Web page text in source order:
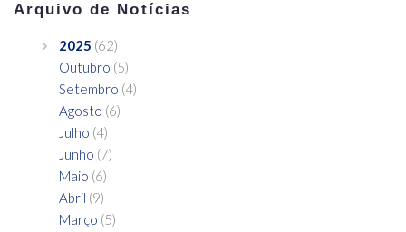
Arquivo de Notícias
2025 (62)
Outubro (5)
Setembro (4)
Agosto (6)
Julho (4)
Junho (7)
Maio (6)
Abril (9)
Março (5)